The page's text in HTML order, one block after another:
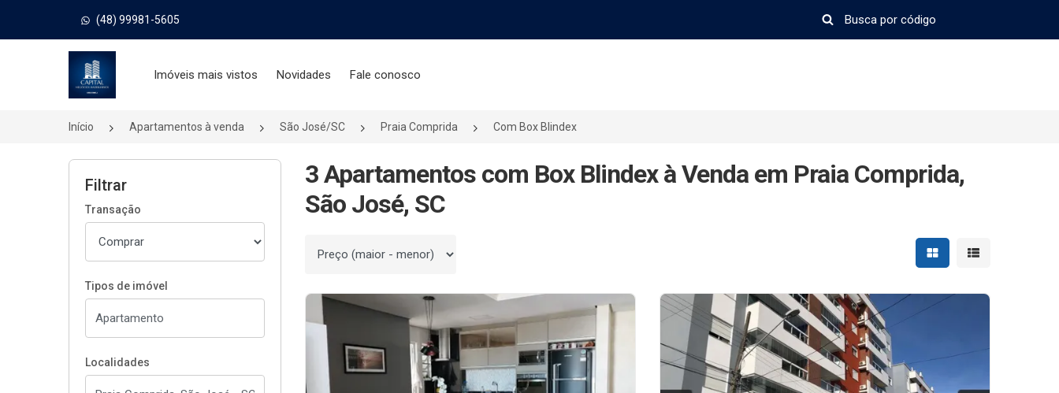
(48) 99981-5605
Página inicial
Imóveis mais vistos Novidades Fale conosco
Início Apartamentos à venda São José/SC Praia Comprida Com Box Blindex
Filtrar
Transação
Tipos de imóvel
Localidades
3 Apartamentos com Box Blindex à Venda em Praia Comprida,
São José, SC
Ordenar por Mostrar resultados em
Mostrar